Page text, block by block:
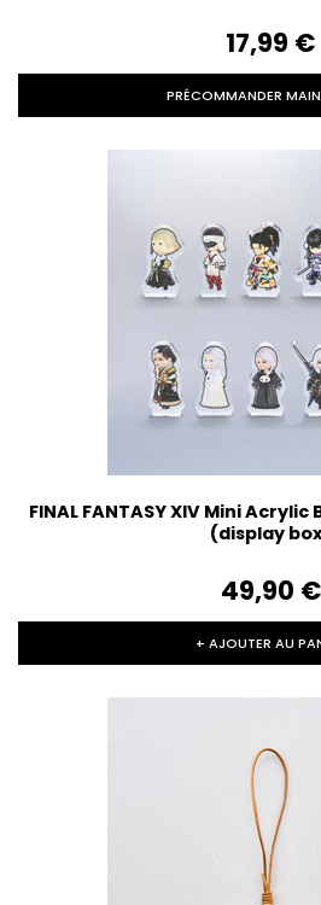
17,99‎ ‎€
PRÉCOMMANDER
FINAL FANTASY XIV Mini
(display
49,90‎ ‎€
+ AJOUTER AU